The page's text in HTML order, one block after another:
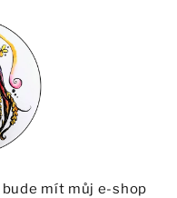
mít můj e-shop